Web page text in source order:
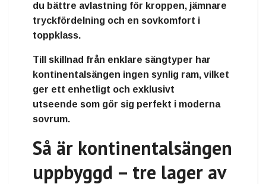
du bättre avlastning för kroppen, jämnare
tryckfördelning och en sovkomfort i
toppklass.
Till skillnad från enklare sängtyper har
kontinentalsängen ingen synlig ram, vilket
ger ett enhetligt och exklusivt
utseende som gör sig perfekt i moderna
sovrum.
Så är kontinentalsängen
uppbyggd – tre lager av